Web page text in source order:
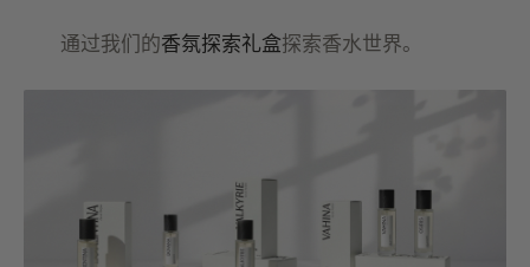
通过我们的香氛探索礼盒探索香水世界。